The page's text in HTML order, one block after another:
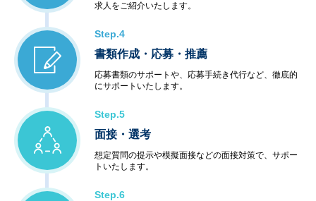
求人をご紹介いたします。
Step.4
書類作成・応募・推薦
応募書類のサポートや、応募手続き代行など、徹底的
にサポートいたします。
Step.5
面接・選考
想定質問の提示や模擬面接などの面接対策で、サポー
トいたします。
Step.6